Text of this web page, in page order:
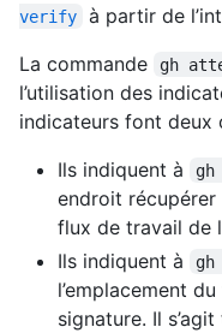
verify
à partir de
La commande
gh
l’utilisation des
indicateurs font deux
Ils indiquent à
endroit récupérer
flux de travail de
Ils indiquent à
l’emplacement
signature. Il